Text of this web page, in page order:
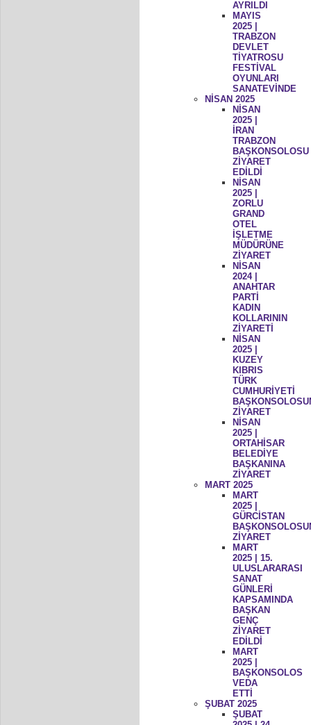
AYRILDI
MAYIS
2025 |
TRABZON
DEVLET
TİYATROSU
FESTİVAL
OYUNLARI
SANATEVİNDE
NİSAN 2025
NİSAN
2025 |
İRAN
TRABZON
BAŞKONSOLOSU
ZİYARET
EDİLDİ
NİSAN
2025 |
ZORLU
GRAND
OTEL
İŞLETME
MÜDÜRÜNE
ZİYARET
NİSAN
2024 |
ANAHTAR
PARTİ
KADIN
KOLLARININ
ZİYARETİ
NİSAN
2025 |
KUZEY
KIBRIS
TÜRK
CUMHURİYETİ
ZİYARET
NİSAN
2025 |
ORTAHİSAR
BELEDİYE
BAŞKANINA
ZİYARET
MART 2025
MART
2025 |
GÜRCİSTAN
ZİYARET
MART
2025 | 15.
ULUSLARARASI
SANAT
GÜNLERİ
KAPSAMINDA
BAŞKAN
GENÇ
ZİYARET
EDİLDİ
MART
2025 |
BAŞKONSOLOS
VEDA
ETTİ
ŞUBAT 2025
ŞUBAT